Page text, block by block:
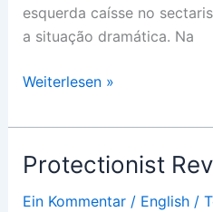
esquerda caísse no
a situação dramática. Na
Todos
tornam
Wagenknecht
Weiterlesen »
Protectionist
Ein Kommentar / English/